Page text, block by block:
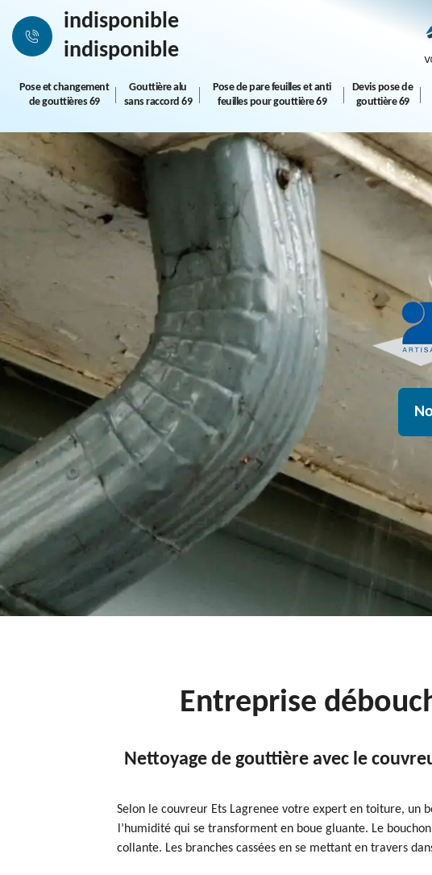
indisponible
indisponible
Pose et changement
de gouttières 69
Gouttière alu
sans raccord 69
Pose de pare feuilles et anti
feuilles pour gouttière 69
Devis pose de
gouttière 69
Entreprise
Nettoyage de gouttière avec le
Selon le couvreur Ets Lagrenee votre expert en toiture, un
l’humidité qui se transforment en boue gluante. Le
collante. Les branches cassées en se mettant en travers